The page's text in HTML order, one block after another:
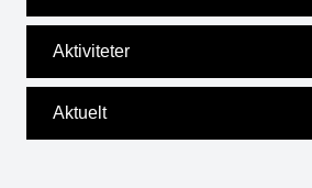
Aktiviteter
Aktuelt